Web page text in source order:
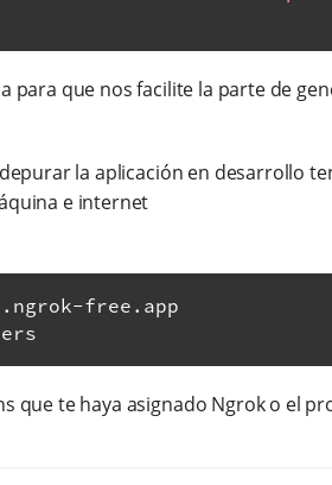
para que nos facilite la parte de
la aplicación en desarrollo
e internet
. ngrok-free . app
que te haya asignado Ngrok o el